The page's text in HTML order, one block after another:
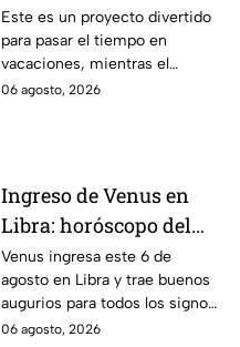
mochilas con acrílico y
resina de Huntrix
Este es un proyecto divertido
para pasar el tiempo en
vacaciones, mientras el
regreso a clases llega con la
06 agosto, 2026
Ingreso de Venus en
Libra: horóscopo del
amor para todos los
signos del 6 de agosto
al 10 de septiembre
Venus ingresa este 6 de
agosto en Libra y trae buenos
augurios para todos los signos
del zodiaco. Conoce las
06 agosto, 2026